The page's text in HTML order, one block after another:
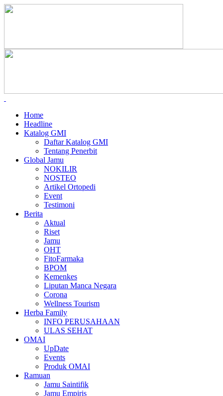
Home
Headline
Katalog GMI
Daftar Katalog GMI
Tentang Penerbit
Global Jamu
NOKILIR
NOSTEO
Artikel Ortopedi
Event
Testimoni
Berita
Aktual
Riset
Jamu
OHT
FitoFarmaka
BPOM
Kemenkes
Liputan Manca Negara
Corona
Wellness Tourism
Herba Family
INFO PERUSAHAAN
ULAS SEHAT
OMAI
UpDate
Events
Produk OMAI
Ramuan
Jamu Saintifik
Jamu Empiris